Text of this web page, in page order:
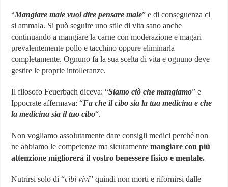
“Mangiare male vuol dire pensare male” e di conseguenza ci
si ammala. Si può seguire uno stile di vita sano anche
continuando a mangiare la carne con moderazione e magari
prevalentemente pollo e tacchino oppure eliminarla
completamente. Ognuno fa la sua scelta di vita e ognuno deve
gestire le proprie intolleranze.
Il filosofo Feuerbach diceva: “Siamo ciò che mangiamo” e
Ippocrate affermava: “Fa che il cibo sia la tua medicina e che
la medicina sia il tuo cibo“.
Non vogliamo assolutamente dare consigli medici perché non
ne abbiamo le competenze ma sicuramentemangiare con più
attenzione migliorerà il vostro benessere fisico e mentale.
Nutrirsi solo di “cibi vivi” quindi non morti e rifornirsi dalle